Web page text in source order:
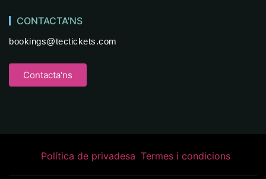
CONTACTA'NS
bookings@tectickets.com
Contacta'ns
Política de privadesa Termes i condicions